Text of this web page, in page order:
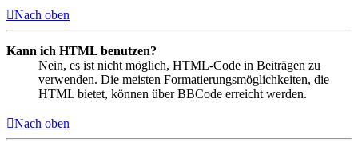
Nach oben
Kann ich HTML benutzen?
Nein, es ist nicht möglich, HTML-Code in Beiträgen zu
verwenden. Die meisten Formatierungsmöglichkeiten, die
HTML bietet, können über BBCode erreicht werden.
Nach oben